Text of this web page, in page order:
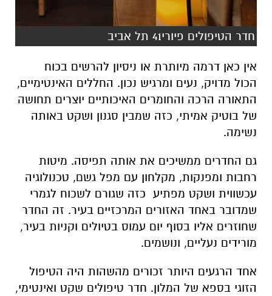
חדר הטיפולים פיורי41 תל אביב
אין כאן דרמה מיותרת או ניסיון להרשים בכוח
הכול מדויק, נעים ומרגיש נכון. החללים האינטימיים,
התאורה הרכה והחומרים האיכותיים יוצרים תחושה
של בוטיק אמיתי, כזה שמבין סגנון ושקט באותה
נשימה.
גם החדרים ממשיכים את אותה תפיסה. מיטות
רחבות ומפנקות, מקלחון עם מפל גשם, טכנולוגיה
עכשווית ושקט מפתיע כזה שגורם לשכוח לגמרי
שמדובר באחד האזורים המרכזיים בעיר. זה החדר
שחוזרים אליו בסוף יום עמוס בטיולים וקניות בעיר,
מורידים נעליים, ונושמים.
אחד הרגעים היותר זכורים מהשהות היה הטיפול
הזוגי בספא של המלון. חדר טיפולים שקט ואינטימי,